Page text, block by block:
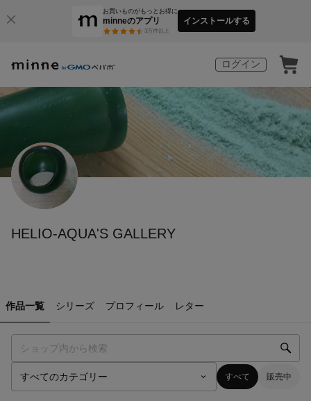
お買いものがもっとお得に
minneのアプリ
3万件以上
インストールする
ログイン
HELIO-AQUA'S GALLERY
作品一覧 シリーズ プロフィール レター
すべて 販売中